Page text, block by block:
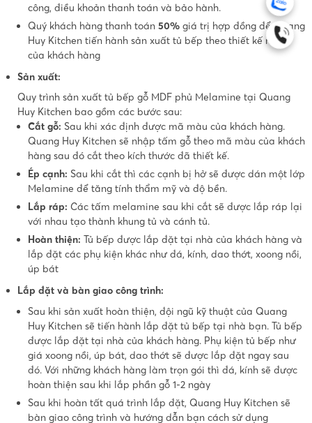
công, điều khoản thanh toán và bảo hành.
Quý khách hàng thanh toán 50%giá trị hợp đồng để Quang
Huy Kitchen tiến hành sản xuất tủ bếp theo thiết kế riêng
của khách hàng
Sản xuất:
Quy trình sản xuất tủ bếp gỗ MDF phủ Melamine tại Quang
Huy Kitchen bao gồm các bước sau:
Cắt gỗ: Sau khi xác định được mã màu của khách hàng.
Quang Huy Kitchen sẽ nhập tấm gỗ theo mã màu của khách
hàng sau đó cắt theo kích thước đã thiết kế.
Ép cạnh: Sau khi cắt thì các cạnh bị hở sẽ được dán một lớp
Melamine để tăng tính thẩm mỹ và độ bền.
Lắp ráp: Các tấm melamine sau khi cắt sẽ được lắp ráp lại
với nhau tạo thành khung tủ và cánh tủ.
Hoàn thiện: Tủ bếp được lắp đặt tại nhà của khách hàng và
lắp đặt các phụ kiện khác như đá, kính, dao thớt, xoong nồi,
úp bát
Lắp đặt và bàn giao công trình:
Sau khi sản xuất hoàn thiện, đội ngũ kỹ thuật của Quang
Huy Kitchen sẽ tiến hành lắp đặt tủ bếp tại nhà bạn. Tủ bếp
được lắp đặt tại nhà của khách hàng. Phụ kiện tủ bếp như
giá xoong nồi, úp bát, dao thớt sẽ được lắp đặt ngay sau
đó. Với những khách hàng làm trọn gói thì đá, kính sẽ được
hoàn thiện sau khi lắp phần gỗ 1-2 ngày
Sau khi hoàn tất quá trình lắp đặt, Quang Huy Kitchen sẽ
bàn giao công trình và hướng dẫn bạn cách sử dụng